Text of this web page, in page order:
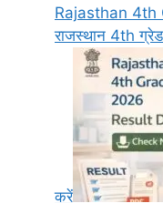
Rajasthan 4th
राजस्थान 4th ग्रेड
करें